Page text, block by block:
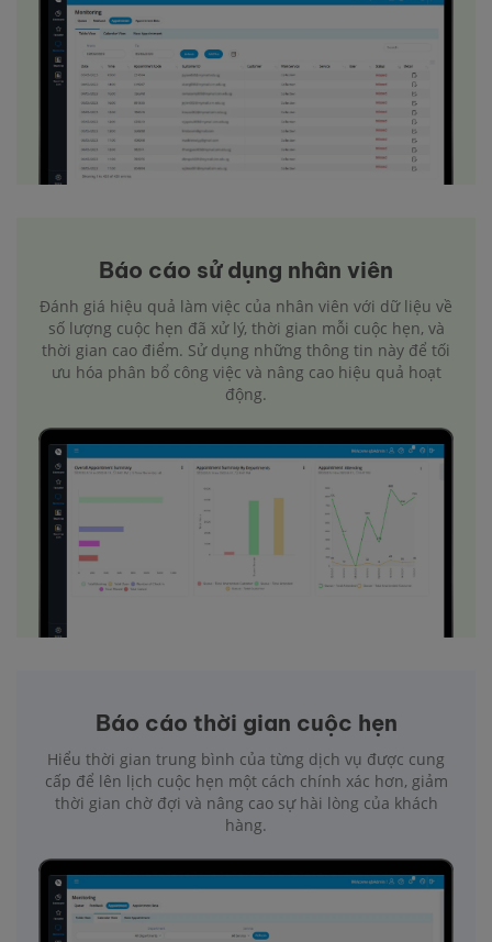
Báo cáo sử dụng nhân viên
Đánh giá hiệu quả làm việc của nhân viên với dữ liệu về
số lượng cuộc hẹn đã xử lý, thời gian mỗi cuộc hẹn, và
thời gian cao điểm. Sử dụng những thông tin này để tối
ưu hóa phân bổ công việc và nâng cao hiệu quả hoạt
động.
Báo cáo thời gian cuộc hẹn
Hiểu thời gian trung bình của từng dịch vụ được cung
cấp để lên lịch cuộc hẹn một cách chính xác hơn, giảm
thời gian chờ đợi và nâng cao sự hài lòng của khách
hàng.